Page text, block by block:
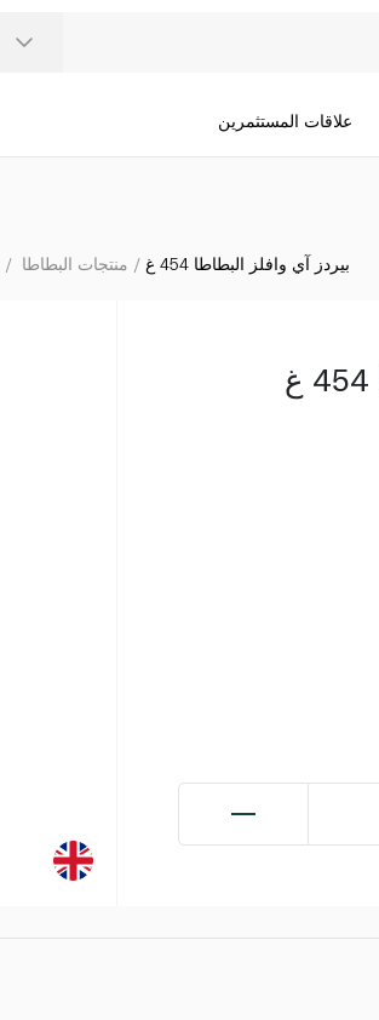
علاقات المستثمرين
منتجات البطاطا بيردز آي وافلز البطاطا 454 غ